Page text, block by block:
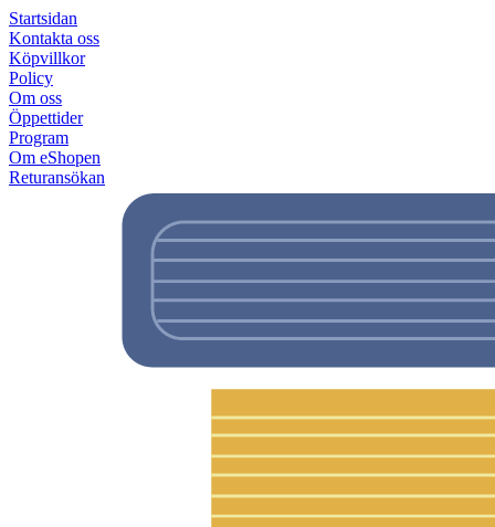
Startsidan
Kontakta oss
Köpvillkor
Policy
Om oss
Öppettider
Program
Om eShopen
Returansökan